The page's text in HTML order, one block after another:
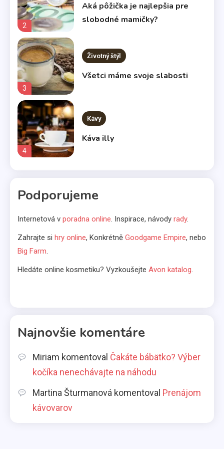
2
Aká pôžička je najlepšia pre
slobodné mamičky?
3
Životný štýl
Všetci máme svoje slabosti
4
Kávy
Káva illy
Vo svetle reflektorov
Bábätká
nenechávajte na náhodu
1
Prenájom kávovarov
Komerčné články
slobodné mamičky?
Podporujeme
Internetová v poradna online. Inspirace, návody rady.
Zahrajte si hry online, Konkrétně Goodgame Empire, nebo
Big Farm.
Hledáte online kosmetiku? Vyzkoušejte Avon katalog.
Najnovšie komentáre
Miriam komentoval Čakáte bábätko? Výber
kočíka nenechávajte na náhodu
Martina Šturmanová komentoval Prenájom
kávovarov